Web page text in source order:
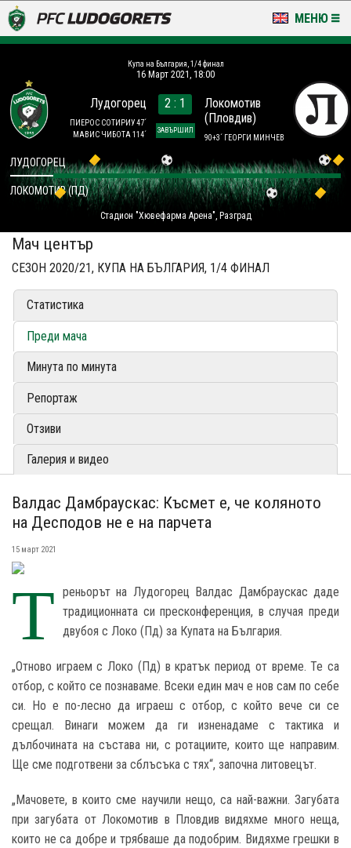
МЕНЮ
LUDOGORETS TV
НА ТЕРЕНА
СТАДИОН & БАЗИ
КЛУБ
ЗА ФЕНОВЕ
Купа на България, 1/4 финал
16 Март 2021, 18:00
Лудогорец
ПИЕРОС СОТИРИУ 47´
МАВИС ЧИБОТА 114´
2 : 1
ЗАВЪРШИЛ
Локомотив
(Пловдив)
90+3´ ГЕОРГИ МИНЧЕВ
Стадион "Хювефарма Арена", Разград
ЛУДОГОРЕЦ
ЛОКОМОТИВ (ПД)
Мач център
СЕЗОН 2020/21, КУПА НА БЪЛГАРИЯ, 1/4 ФИНАЛ
Статистика
Преди мача
Минута по минута
Репортаж
Отзиви
Галерия и видео
Валдас Дамбраускас: Късмет е, че коляното
на Десподов не е на парчета
15 март 2021
Т реньорът на Лудогорец Валдас Дамбраускас даде
традиционната си пресконференция, в случая преди
двубоя с Локо (Пд) за Купата на България.
„Отново играем с Локо (Пд) в кратък период от време. Те са
отбор, с който се познаваме. Всеки един мач е нов сам по себе
си. Но е по-лесно да играеш с отбор, с който вече си се
срещал. Винаги можем да ги изненадаме с тактика и
дълбочината на състава ни, с ротациите, които ще направим.
Ще сме подготвени за сблъсъка с тях“, започна литовецът.
„Мачовете, в които сме научили нещо, са най-важни. Загубата
при загубата от Локомотив в Пловдив видяхме много неща,
които не са добре и трябваше да подобрим. Видяхме грешки в